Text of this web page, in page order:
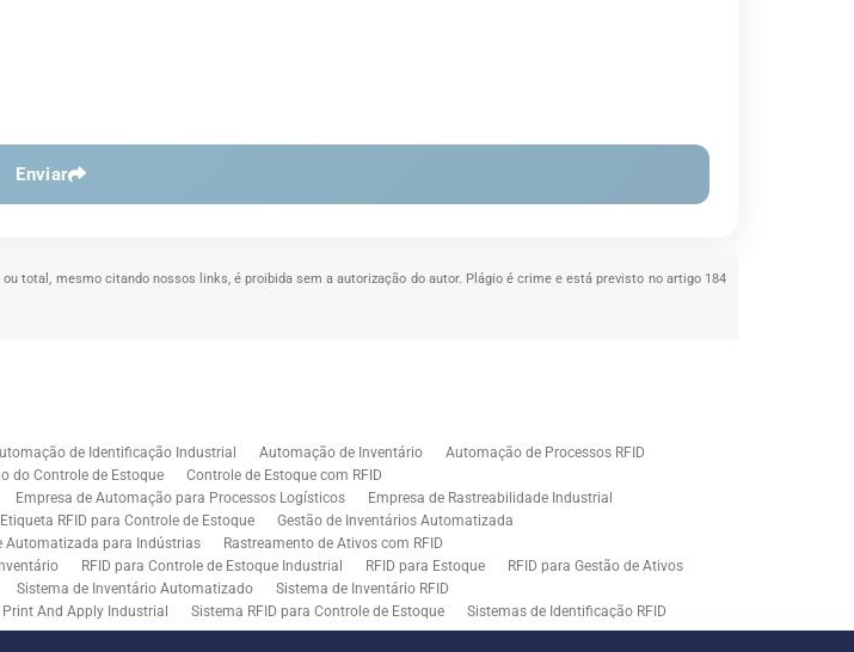
Enviar
total, mesmo citando nossos links, é proibida sem a autorização do autor. Plágio é crime e está previsto no artigo 184
de Identificação Industrial Automação de Inventário
Automação de Processos RFID
do Controle de Estoque
Controle de Estoque com RFID
Empresa de Automação para Processos Logísticos
Empresa de Rastreabilidade Industrial
Etiqueta RFID para Controle de Estoque
Gestão de Inventários Automatizada
Automatizada para Indústrias
Rastreamento de Ativos com RFID
RFID para Controle de Estoque Industrial RFID para Estoque
RFID para Gestão de Ativos
Sistema de Inventário Automatizado
Sistema de Inventário RFID
And Apply Industrial Sistema RFID para Controle de Estoque
Sistemas de Identificação RFID
Impressão e Aplicação de Etiquetas
Soluções em Rastreamento RFID